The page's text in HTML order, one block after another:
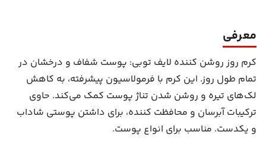
معرفی
کرم روز روشن کننده لایف توبی: پوست شفاف و درخشان در
تمام طول روز. این کرم با فرمولاسیون پیشرفته، به کاهش
لک‌های تیره و روشن شدن تناژ پوست کمک می‌کند. حاوی
ترکیبات آبرسان و محافظت کننده، برای داشتن پوستی شاداب
و یکدست. مناسب برای انواع پوست.